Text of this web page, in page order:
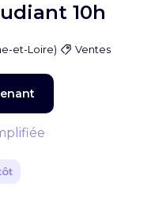
10h
et-Loire) Ventes